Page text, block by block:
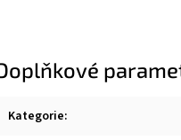
Kategorie: